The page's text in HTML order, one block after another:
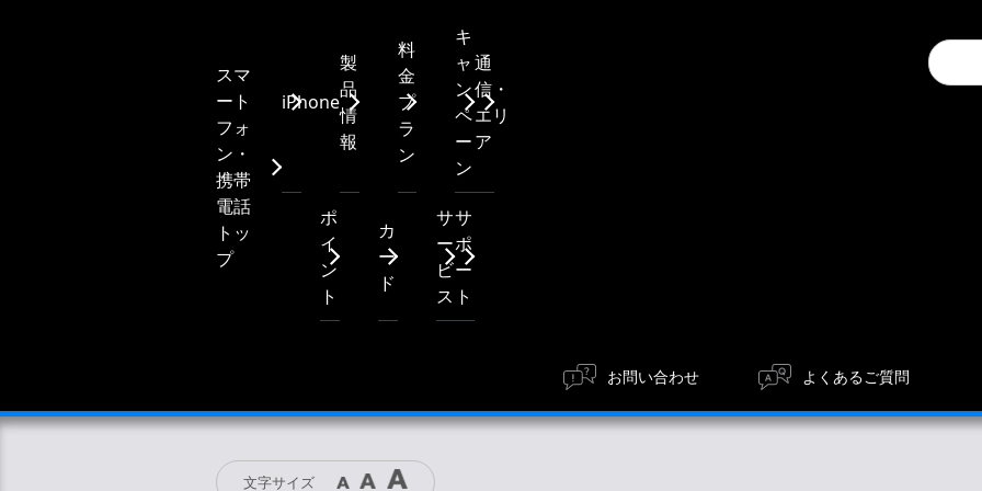
Conduct
a
search
スマ
ート
フォ
ン・
携帯
電話
トッ
プ
iPhone
製
品
情
報
料
金
プ
ラ
ン
キ
ャ
ン
ペ
ー
ン
通
信・
エリ
ア
ポ
イ
ン
ト
カ
ー
ド
サ
ー
ビ
ス
サ
ポ
ー
ト
お問い合わせ よくあるご質問
文字サイズ